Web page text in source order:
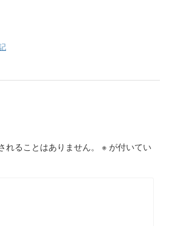
ることはありません。 ※ が付いてい